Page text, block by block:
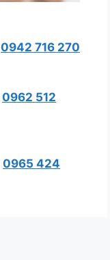
0942 716 270
0962 512
0965 424